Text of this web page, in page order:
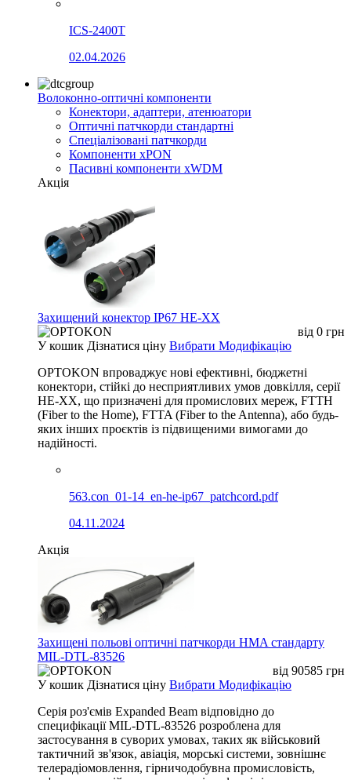
ICS-2400T
02.04.2026
Волоконно-оптичні компоненти
Конектори, адаптери, атенюатори
Оптичні патчкорди стандартні
Спеціалізовані патчкорди
Компоненти xPON
Пасивні компоненти xWDM
Акція
Захищений конектор IP67 HE-XX
від 0 грн
У кошик Дізнатися ціну Вибрати Модифікацію
OPTOKON впроваджує нові ефективні, бюджетні
конектори, стійкі до несприятливих умов довкілля, серії
HE-XX, що призначені для промислових мереж, FTTH
(Fiber to the Home), FTTA (Fiber to the Antenna), або будь-
яких інших проєктів із підвищеними вимогами до
надійності.
563.con_01-14_en-he-ip67_patchcord.pdf
04.11.2024
Акція
Захищені польові оптичні патчкорди HMA стандарту
MIL-DTL-83526
від 90585 грн
У кошик Дізнатися ціну Вибрати Модифікацію
Серія роз'ємів Expanded Beam відповідно до
специфікації MIL-DTL-83526 розроблена для
застосування в суворих умовах, таких як військовий
тактичний зв'язок, авіація, морські системи, зовнішнє
телерадіомовлення, гірничодобувна промисловість,